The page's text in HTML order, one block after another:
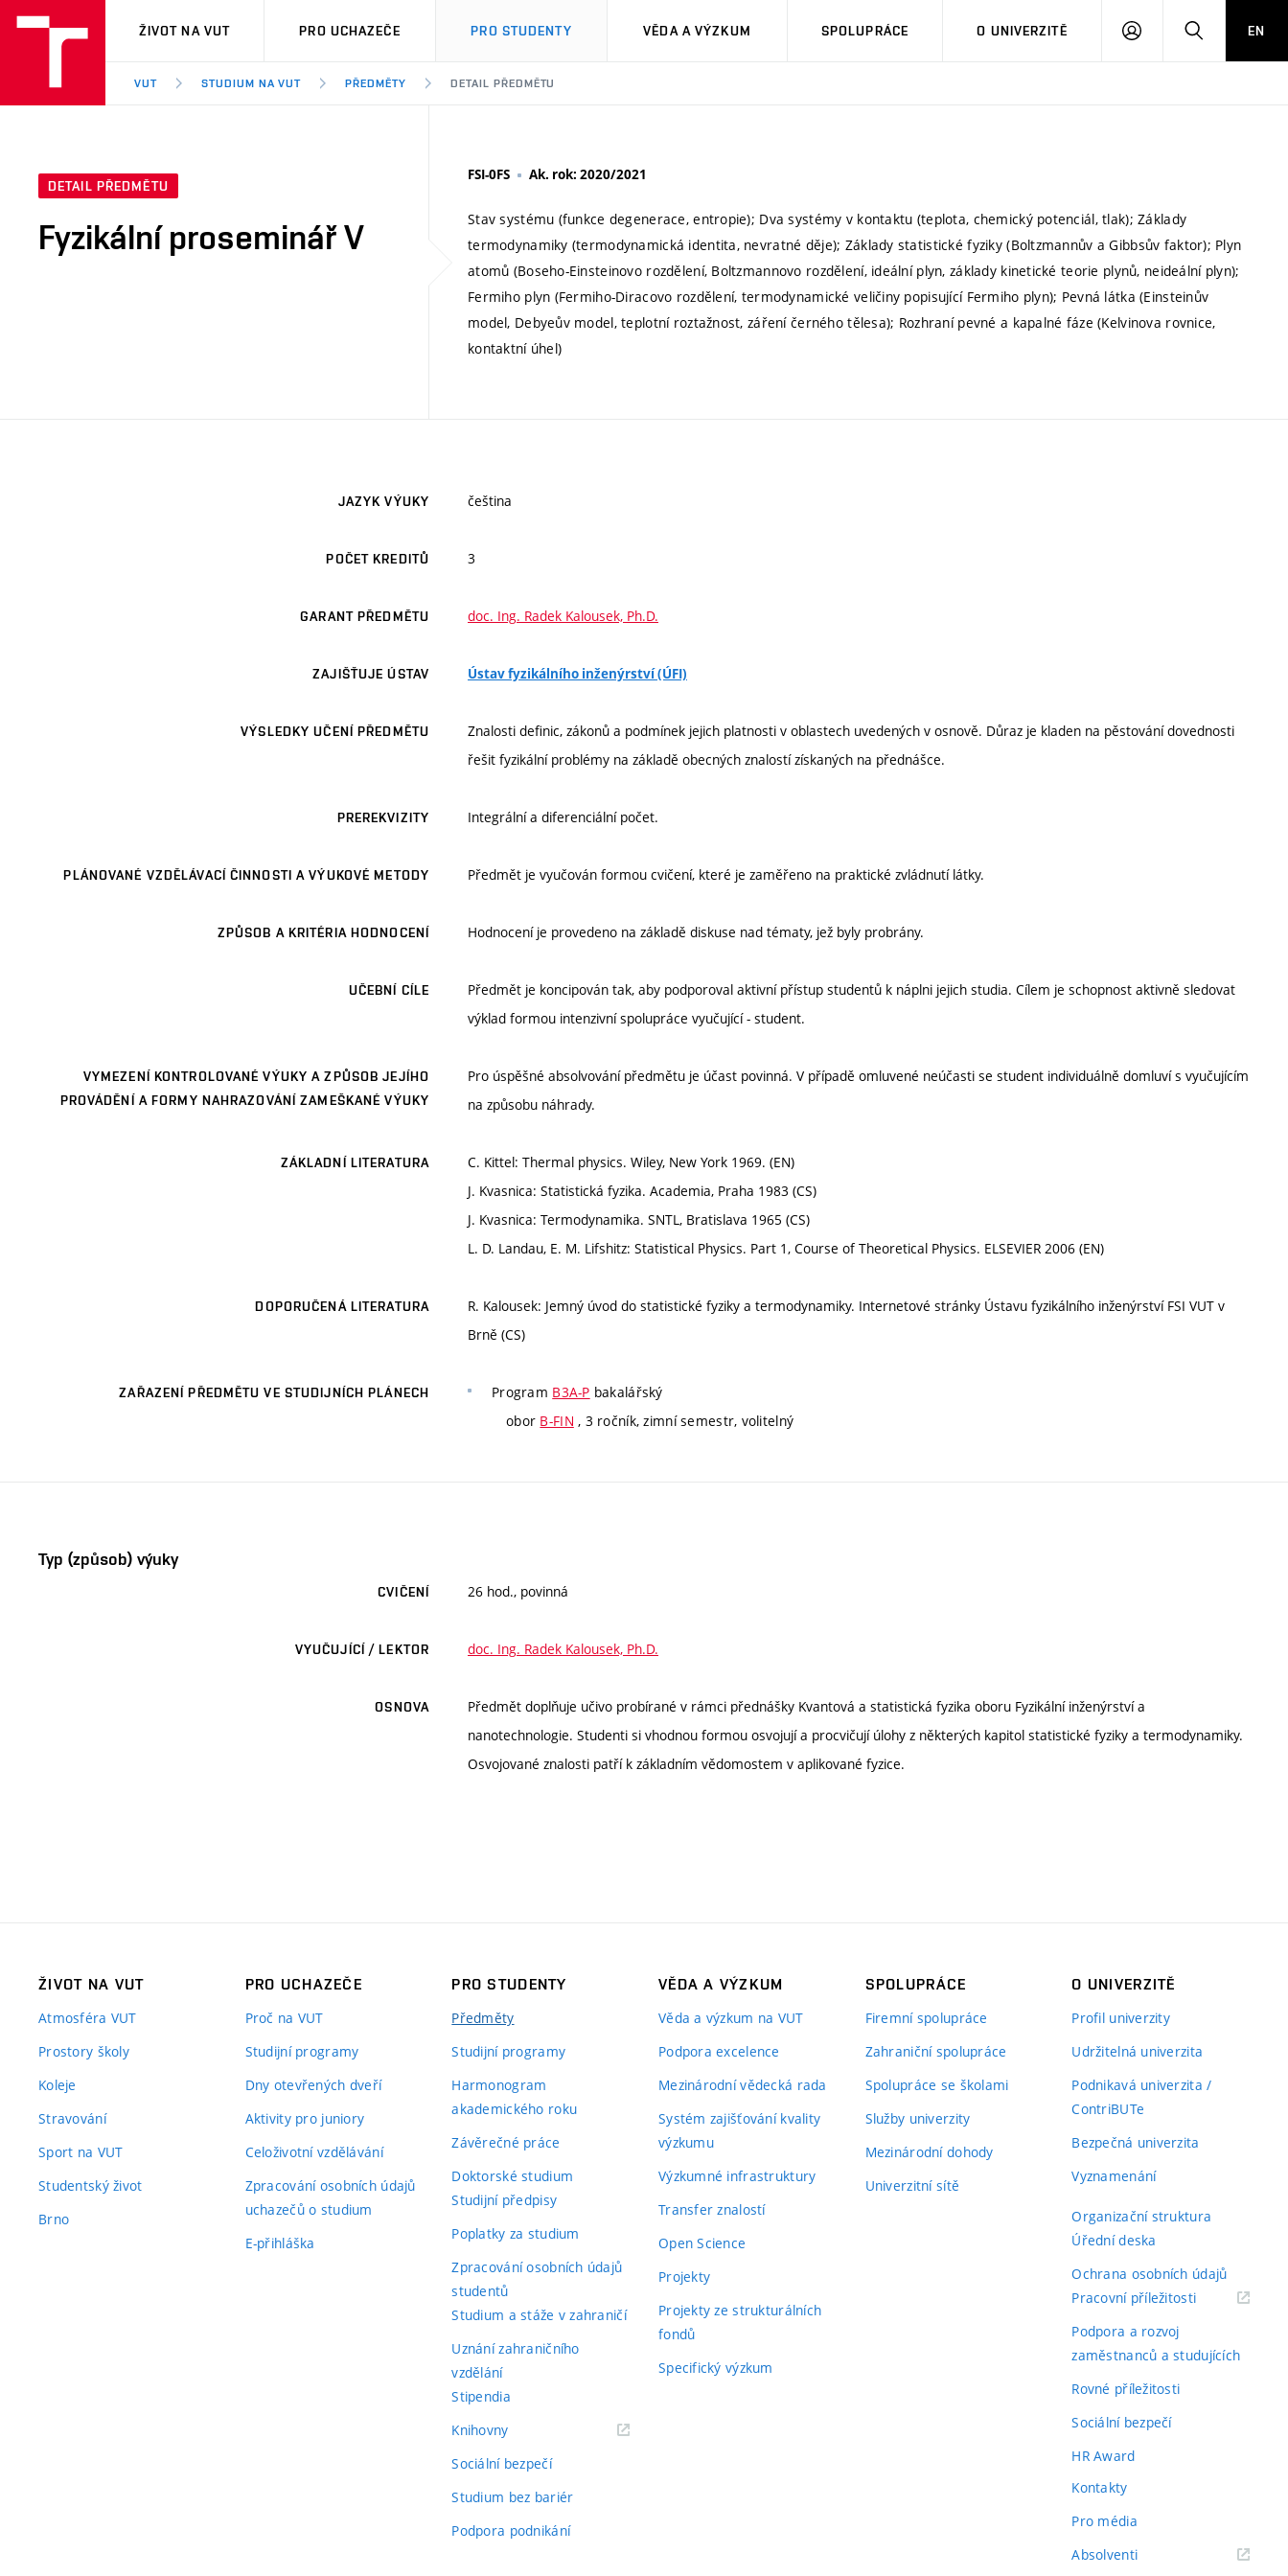
VUT
ŽIVOT NA VUT PRO UCHAZEČE PRO STUDENTY VĚDA A VÝZKUM SPOLUPRÁCE O UNIVERZITĚ
PŘIHLÁSIT HLEDATEN
VUT STUDIUM NA VUT PŘEDMĚTY DETAIL PŘEDMĚTU
DETAIL PŘEDMĚTU
Fyzikální proseminář V
FSI-0FS Ak. rok: 2020/2021
Stav systému (funkce degenerace, entropie); Dva systémy v kontaktu (teplota, chemický potenciál, tlak); Základy
termodynamiky (termodynamická identita, nevratné děje); Základy statistické fyziky (Boltzmannův a Gibbsův faktor); Plyn
atomů (Boseho-Einsteinovo rozdělení, Boltzmannovo rozdělení, ideální plyn, základy kinetické teorie plynů, neideální plyn);
Fermiho plyn (Fermiho-Diracovo rozdělení, termodynamické veličiny popisující Fermiho plyn); Pevná látka (Einsteinův
model, Debyeův model, teplotní roztažnost, záření černého tělesa); Rozhraní pevné a kapalné fáze (Kelvinova rovnice,
kontaktní úhel)
JAZYK VÝUKY čeština
POČET KREDITŮ 3
GARANT PŘEDMĚTU doc. Ing. Radek Kalousek, Ph.D.
ZAJIŠŤUJE ÚSTAV Ústav fyzikálního inženýrství (ÚFI)
VÝSLEDKY UČENÍ PŘEDMĚTU
Znalosti definic, zákonů a podmínek jejich platnosti v oblastech uvedených v osnově. Důraz je kladen na pěstování dovednosti
řešit fyzikální problémy na základě obecných znalostí získaných na přednášce.
PREREKVIZITY Integrální a diferenciální počet.
PLÁNOVANÉ VZDĚLÁVACÍ ČINNOSTI A VÝUKOVÉ METODY Předmět je vyučován formou cvičení, které je zaměřeno na praktické zvládnutí látky.
ZPŮSOB A KRITÉRIA HODNOCENÍ Hodnocení je provedeno na základě diskuse nad tématy, jež byly probrány.
UČEBNÍ CÍLE
Předmět je koncipován tak, aby podporoval aktivní přístup studentů k náplni jejich studia. Cílem je schopnost aktivně sledovat
výklad formou intenzivní spolupráce vyučující - student.
VYMEZENÍ KONTROLOVANÉ VÝUKY A ZPŮSOB JEJÍHO
PROVÁDĚNÍ A FORMY NAHRAZOVÁNÍ ZAMEŠKANÉ VÝUKY
Pro úspěšné absolvování předmětu je účast povinná. V případě omluvené neúčasti se student individuálně domluví s vyučujícím
na způsobu náhrady.
ZÁKLADNÍ LITERATURA
C. Kittel: Thermal physics. Wiley, New York 1969. (EN)
J. Kvasnica: Statistická fyzika. Academia, Praha 1983 (CS)
J. Kvasnica: Termodynamika. SNTL, Bratislava 1965 (CS)
L. D. Landau, E. M. Lifshitz: Statistical Physics. Part 1, Course of Theoretical Physics. ELSEVIER 2006 (EN)
DOPORUČENÁ LITERATURA
R. Kalousek: Jemný úvod do statistické fyziky a termodynamiky. Internetové stránky Ústavu fyzikálního inženýrství FSI VUT v
Brně (CS)
ZAŘAZENÍ PŘEDMĚTU VE STUDIJNÍCH PLÁNECH Program B3A-P bakalářský
obor B-FIN , 3 ročník, zimní semestr, volitelný
Typ (způsob) výuky
CVIČENÍ 26 hod., povinná
VYUČUJÍCÍ / LEKTOR doc. Ing. Radek Kalousek, Ph.D.
OSNOVA
Předmět doplňuje učivo probírané v rámci přednášky Kvantová a statistická fyzika oboru Fyzikální inženýrství a
nanotechnologie. Studenti si vhodnou formou osvojují a procvičují úlohy z některých kapitol statistické fyziky a termodynamiky.
Osvojované znalosti patří k základním vědomostem v aplikované fyzice.
ŽIVOT NA VUT
Atmosféra VUT
Prostory školy
Koleje
Stravování
Sport na VUT
Studentský život
Brno
PRO UCHAZEČE
Proč na VUT
Studijní programy
Dny otevřených dveří
Aktivity pro juniory
Celoživotní vzdělávání
Zpracování osobních údajů
uchazečů o studium
E-přihláška
PRO STUDENTY
Předměty
Studijní programy
Harmonogram
akademického roku
Závěrečné práce
Doktorské studium
Studijní předpisy
Poplatky za studium
Zpracování osobních údajů
studentů
Studium a stáže v zahraničí
Uznání zahraničního
vzdělání
Stipendia
Knihovny(externí
Sociální bezpečí
Studium bez bariér
Podpora podnikání
VĚDA A VÝZKUM
Věda a výzkum na VUT
Podpora excelence
Mezinárodní vědecká rada
Systém zajišťování kvality
výzkumu
Výzkumné infrastruktury
Transfer znalostí
Open Science
Projekty
Projekty ze strukturálních
fondů
Specifický výzkum
SPOLUPRÁCE
Firemní spolupráce
Zahraniční spolupráce
Spolupráce se školami
Služby univerzity
Mezinárodní dohody
Univerzitní sítě
O UNIVERZITĚ
Profil univerzity
Udržitelná univerzita
Podnikavá univerzita /
ContriBUTe
Bezpečná univerzita
Vyznamenání
Organizační struktura
Úřední deska
Ochrana osobních údajů
Pracovní příležitosti(externí
Podpora a rozvoj
zaměstnanců a studujících
Rovné příležitosti
Sociální bezpečí
HR Award
Kontakty
Pro média
Absolventi(externí